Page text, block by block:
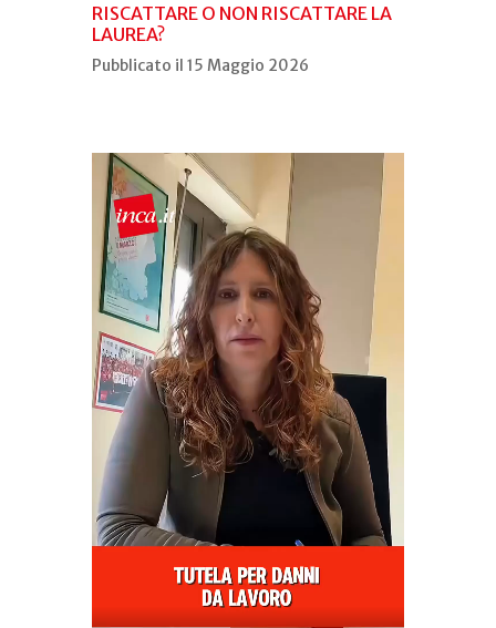
RISCATTARE O NON RISCATTARE LA
LAUREA?
Pubblicato il 15 Maggio 2026